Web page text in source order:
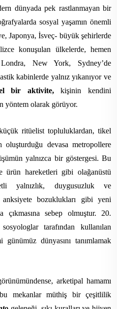
dünyada pek rastlanmayan bir
sosyal yaşamın önemli
Japonya, İsveç- büyük şehirlerde
konuşulan ülkelerde, hemen
New York, Sydney’de
kabinlerde yalnız yıkanıyor ve
bir aktivite,kişinin kendini
yöntem olarak görüyor.
ritüelist topluluklardan, tikel
devasa metropollere
yalnızca bir göstergesi. Bu
ürün hareketleri gibi olağanüstü
yalnızlık, duygusuzluk ve
bozuklukları gibi yeni
çıkmasına sebep olmuştur. 20.
tarafından kullanılan
günümüz dünyasını tanımlamak
arketipal hamamı
mekanlar müthiş bir çeşitlilik